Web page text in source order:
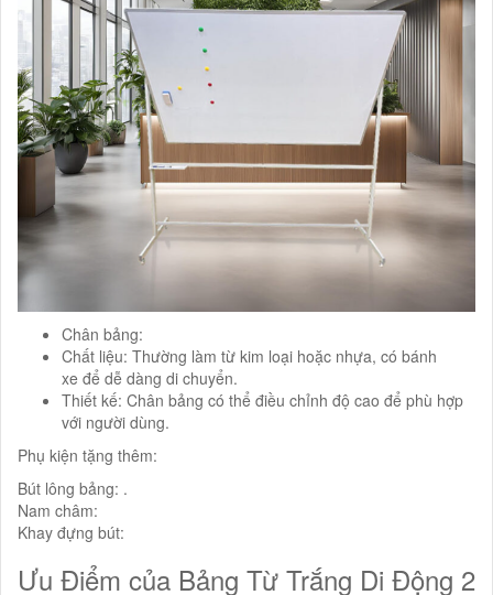
Chân bảng:
Chất liệu: Thường làm từ kim loại hoặc nhựa, có bánh
xe để dễ dàng di chuyển.
Thiết kế: Chân bảng có thể điều chỉnh độ cao để phù hợp
với người dùng.
Phụ kiện tặng thêm:
Bút lông bảng: .
Nam châm:
Khay đựng bút:
Ưu Điểm của Bảng Từ Trắng Di Động 2